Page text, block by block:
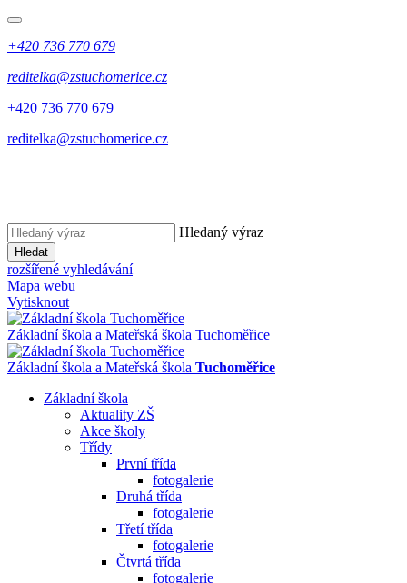
+420 736 770 679
reditelka@zstuchomerice.cz
+420 736 770 679
reditelka@zstuchomerice.cz
Hledaný výraz
Hledat
rozšířené vyhledávání
Mapa webu
Vytisknout
Základní škola a Mateřská škola Tuchoměřice
Základní škola a Mateřská škola Tuchoměřice
Základní škola
Aktuality ZŠ
Akce školy
Třídy
První třída
fotogalerie
Druhá třída
fotogalerie
Třetí třída
fotogalerie
Čtvrtá třída
fotogalerie